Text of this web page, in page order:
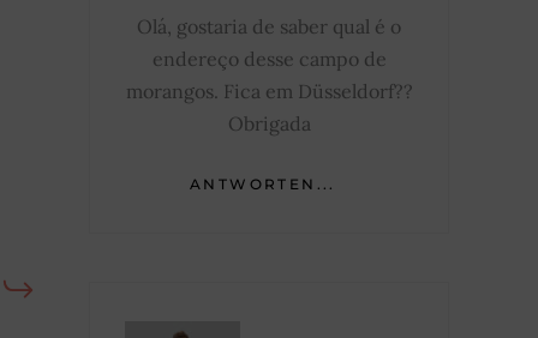
Olá, gostaria de saber qual é o
endereço desse campo de
morangos. Fica em Düsseldorf??
Obrigada
ANTWORTEN...